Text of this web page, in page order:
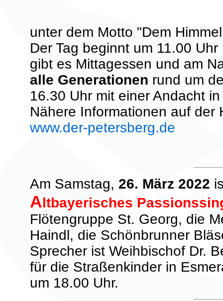
unter dem Motto "Dem
Der Tag beginnt um 11.00
gibt es Mittagessen und am
alle Generationen rund um
16.30 Uhr mit einer Andacht
Nähere Informationen auf der
www.der-petersberg.de
Am Samstag, 26. März 2022
Altbayerisches
Flötengruppe St. Georg, die
Haindl, die Schönbrunner
Sprecher ist Weihbischof Dr.
für die Straßenkinder in
um 18.00 Uhr.